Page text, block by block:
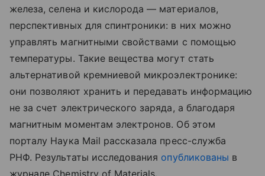
железа, селена и кислорода — материалов,
перспективных для спинтроники: в них можно
управлять магнитными свойствами с помощью
температуры. Такие вещества могут стать
альтернативой кремниевой микроэлектронике:
они позволяют хранить и передавать информацию
не за счет электрического заряда, а благодаря
магнитным моментам электронов. Об этом
порталу Наука Mail рассказала пресс-служба
РНФ. Результаты исследования опубликованы в
журнале Chemistry of Materials.